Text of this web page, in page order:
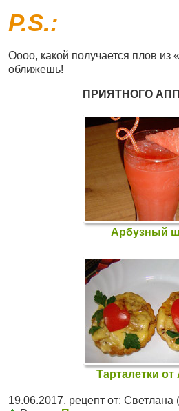
P.S.:
Оооо, какой получается плов из
оближешь!
ПРИЯТНОГО
Арбузный
Тарталетки
19.06.2017, рецепт от: Светлана